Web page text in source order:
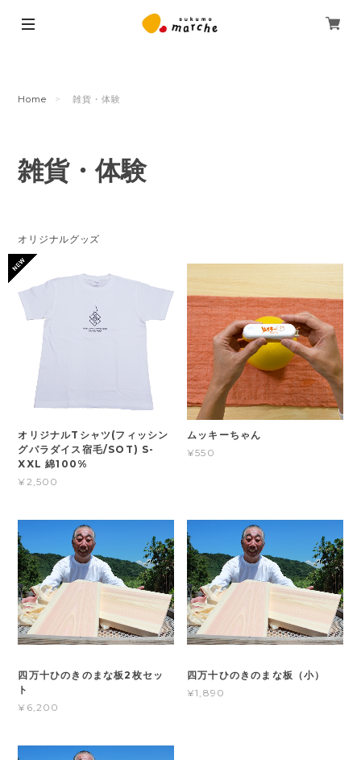
Home 雑貨・体験
雑貨・体験
オリジナルグッズ
オリジナルTシャツ(フィッシン
グパラダイス宿毛/SOT) S-
XXL 綿100%
¥2,500
ムッキーちゃん
¥550
四万十ひのきのまな板2枚セッ
ト
¥6,200
四万十ひのきのまな板（小）
¥1,890